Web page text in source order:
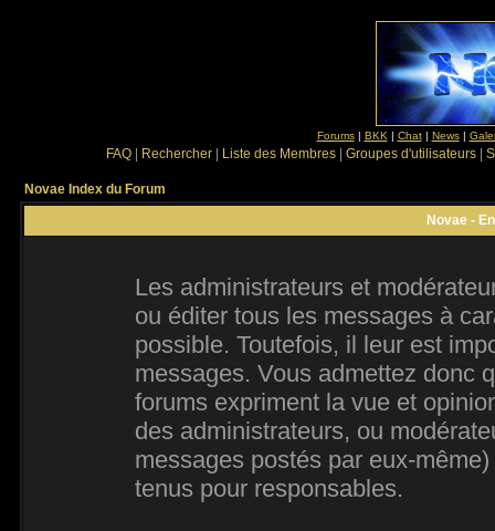
Forums| BKK | Chat| News|
FAQ Rechercher Liste des Membres Groupes d'utilisateurs
Novae Index du Forum
Novae -
Les administrateurs et
ou éditer tous les messages à
possible. Toutefois, il leur est
messages. Vous admettez donc
forums expriment la vue et
des administrateurs, ou
messages postés par eux-
tenus pour responsables.